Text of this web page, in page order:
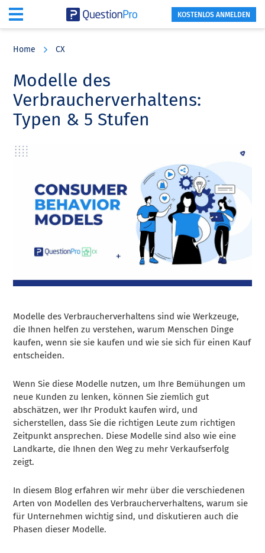
content
sidebar
KOSTENLOS ANMELDEN
Home CX
Modelle des
Verbraucherverhaltens:
Typen & 5 Stufen
Modelle des Verbraucherverhaltens sind wie Werkzeuge,
die Ihnen helfen zu verstehen, warum Menschen Dinge
kaufen, wenn sie sie kaufen und wie sie sich für einen Kauf
entscheiden.
Wenn Sie diese Modelle nutzen, um Ihre Bemühungen um
neue Kunden zu lenken, können Sie ziemlich gut
abschätzen, wer Ihr Produkt kaufen wird, und
sicherstellen, dass Sie die richtigen Leute zum richtigen
Zeitpunkt ansprechen. Diese Modelle sind also wie eine
Landkarte, die Ihnen den Weg zu mehr Verkaufserfolg
zeigt.
In diesem Blog erfahren wir mehr über die verschiedenen
Arten von Modellen des Verbraucherverhaltens, warum sie
für Unternehmen wichtig sind, und diskutieren auch die
Phasen dieser Modelle.